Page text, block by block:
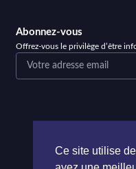
Abonnez-vous
Offrez-vous le privilège d’être
Ce site utilise